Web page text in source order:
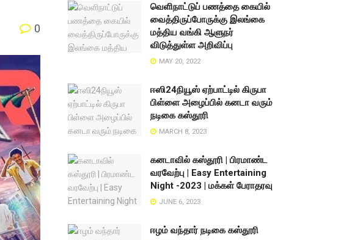
0
வெளிநாட்டுப் பணத்தை கையில்
வைத்திருப்போருக்கு இலங்கை
மத்திய வங்கி ஆளுநர்
விடுத்துள்ள அறிவிப்பு
MAY 20, 2022
ஈஸி24நியூஸ் ஏற்பாட்டில் கிருபா
பிள்ளை அழைப்பில் கனடா வரும்
நடிகை கஸ்தூரி
MARCH 8, 2023
கனடாவில் கஸ்தூரி | பிரமாண்ட
வரவேற்பு | Easy Entertaining
Night -2023 | மக்கள் பேராதரவு
JUNE 6, 2023
ஈழம் வந்தார் நடிகை கஸ்தூரி